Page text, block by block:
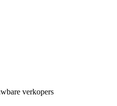
verkopers